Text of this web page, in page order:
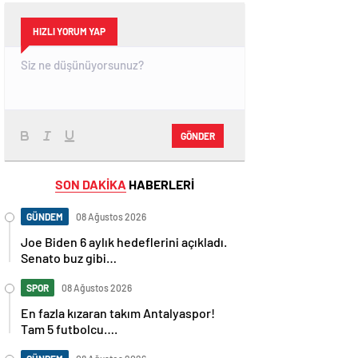
HIZLI YORUM YAP
GÖNDER
SON DAKİKA HABERLERİ
GÜNDEM 08 Ağustos 2026
Joe Biden 6 aylık hedeflerini açıkladı.
Senato buz gibi…
SPOR 08 Ağustos 2026
En fazla kızaran takım Antalyaspor!
Tam 5 futbolcu….